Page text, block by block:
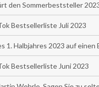
den Sommerbeststeller
Bestsellerliste Juli 2023
1. Halbjahres 2023 auf einen
Bestsellerliste Juni 2023